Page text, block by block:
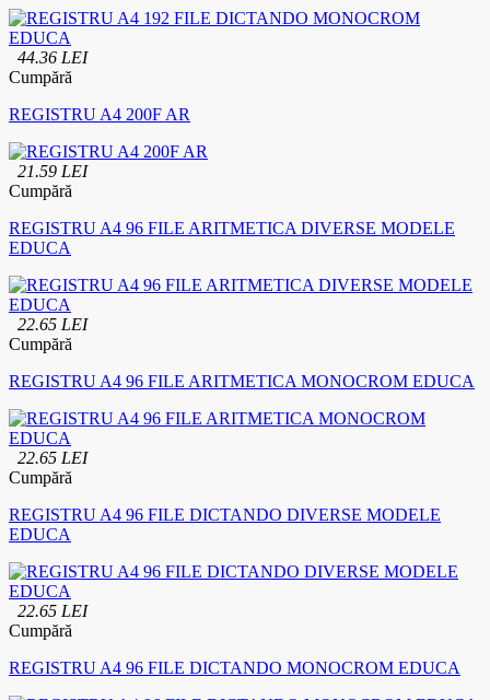
44.36 LEI
Cumpără
REGISTRU A4 200F AR
21.59 LEI
Cumpără
REGISTRU A4 96 FILE ARITMETICA DIVERSE MODELE
EDUCA
22.65 LEI
Cumpără
REGISTRU A4 96 FILE ARITMETICA MONOCROM EDUCA
22.65 LEI
Cumpără
REGISTRU A4 96 FILE DICTANDO DIVERSE MODELE
EDUCA
22.65 LEI
Cumpără
REGISTRU A4 96 FILE DICTANDO MONOCROM EDUCA